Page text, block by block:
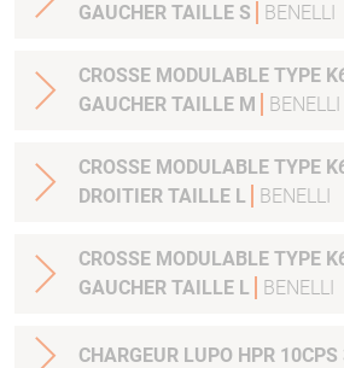
GAUCHER TAILLE S
BENELLI
CROSSE MODULABLE TYPE
GAUCHER TAILLE M
BENELLI
CROSSE MODULABLE TYPE
DROITIER TAILLE L
BENELLI
CROSSE MODULABLE TYPE
GAUCHER TAILLE L
BENELLI
CHARGEUR LUPO HPR